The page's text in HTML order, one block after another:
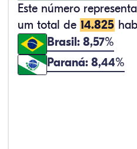
Este número representa
um total de 14.825
Brasil: 8,57%
Paraná: 8,44%